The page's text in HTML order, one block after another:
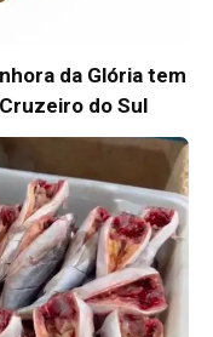
da Glória tem
do Sul